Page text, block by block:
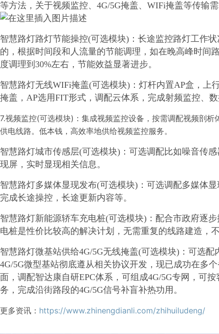
等方法，关于视频监控、4G/5G掩盖、WIFi掩盖等传输
智慧路灯路灯节能操控(可选模块)：长途监控路灯工作
的，根据时间段和人流量的节能调理，如在晚高峰时间
度调理到30%左右，节能效益显著进步。
智慧路灯无线WIFi掩盖(可选模块)：灯杆内置AP盒，上
掩盖，AP选用FIT形式，调配云体系，完成射频监控、
7.视频监控(可选模块)：集成视频监控设备，按需调配视频剖
供电线路。低本钱，高效率地供给视频监控服务。
智慧路灯城市传感层(可选模块)：可选调配比如噪音传
现屏，实时显现相关信息。
智慧路灯多媒体显现发布(可选模块)：可选调配多媒体
完成长途操控，长途更新内容等。
智慧路灯新能源轿车充电桩(可选模块)：配合市政府逐
电桩是性价比较高的解决计划，无需重复的线路建造，
智慧路灯微基站供给4G/5G无线掩盖(可选模块)：可选
4G/5G微型基站彻底遵从相关协议开发，现已成功在多
面，调配智达康自研EPC体系，可组成4G/5G专网，可
务，完成沿街路段的4G/5G信号补盲补热功用。
更多资讯： https://www.zhinengdianli.com/zhihuiludeng/